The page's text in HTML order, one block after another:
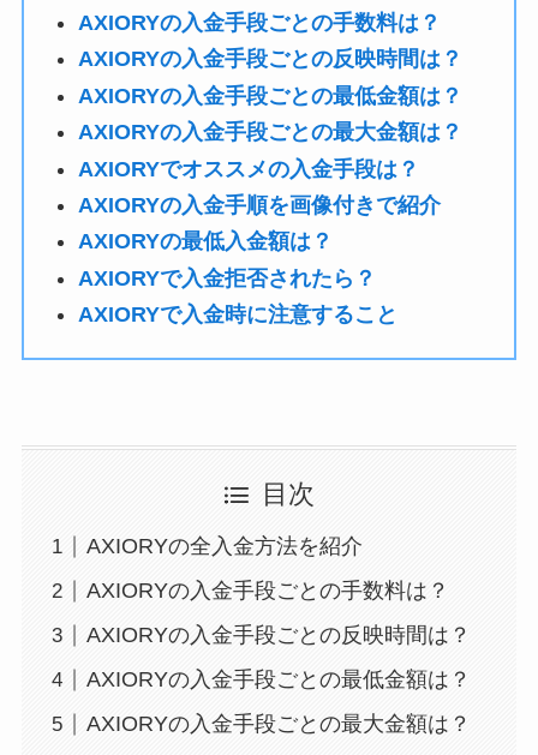
AXIORYの入金手段ごとの手数料は？
AXIORYの入金手段ごとの反映時間は？
AXIORYの入金手段ごとの最低金額は？
AXIORYの入金手段ごとの最大金額は？
AXIORYでオススメの入金手段は？
AXIORYの入金手順を画像付きで紹介
AXIORYの最低入金額は？
AXIORYで入金拒否されたら？
AXIORYで入金時に注意すること
目次
AXIORYの全入金方法を紹介
AXIORYの入金手段ごとの手数料は？
AXIORYの入金手段ごとの反映時間は？
AXIORYの入金手段ごとの最低金額は？
AXIORYの入金手段ごとの最大金額は？